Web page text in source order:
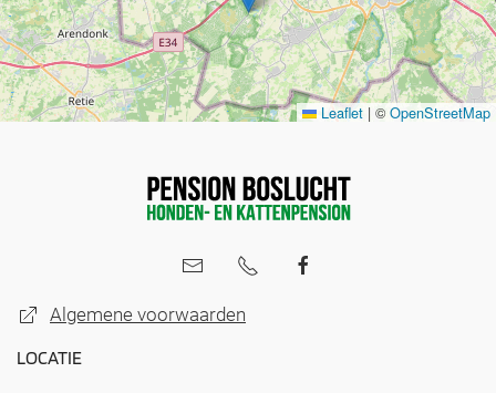
Leaflet | ©OpenStreetMap
Algemene voorwaarden
LOCATIE